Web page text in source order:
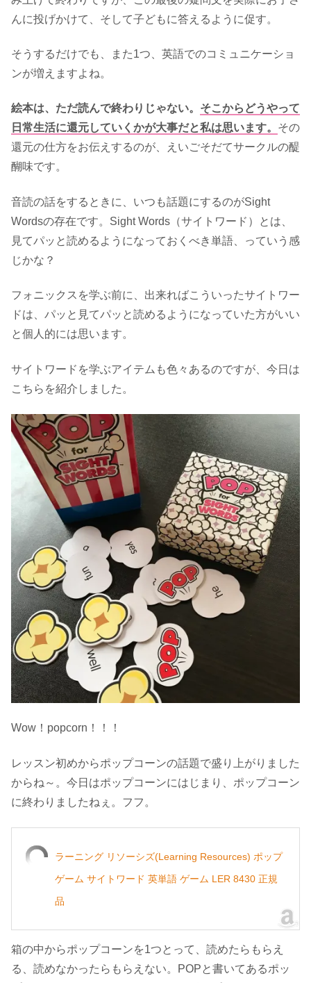
んに投げかけて、そして子どもに答えるように促す。
そうするだけでも、また1つ、英語でのコミュニケーショ
ンが増えますよね。
絵本は、ただ読んで終わりじゃない。 そこからどうやって
日常生活に還元していくかが大事だと私は思います。 その
還元の仕方をお伝えするのが、えいごそだてサークルの醍
醐味です。
音読の話をするときに、いつも話題にするのがSight
Wordsの存在です。Sight Words（サイトワード）とは、
見てパッと読めるようになっておくべき単語、っていう感
じかな？
フォニックスを学ぶ前に、出来ればこういったサイトワー
ドは、パッと見てパッと読めるようになっていた方がいい
と個人的には思います。
サイトワードを学ぶアイテムも色々あるのですが、今日は
こちらを紹介しました。
Wow！popcorn！！！
レッスン初めからポップコーンの話題で盛り上がりました
からね～。今日はポップコーンにはじまり、ポップコーン
に終わりましたねぇ。フフ。
ラーニング リソーシズ(Learning Resources) ポップ
ゲーム サイトワード 英単語 ゲーム LER 8430 正規
品
箱の中からポップコーンを1つとって、読めたらもらえ
る、読めなかったらもらえない。POPと書いてあるポッ